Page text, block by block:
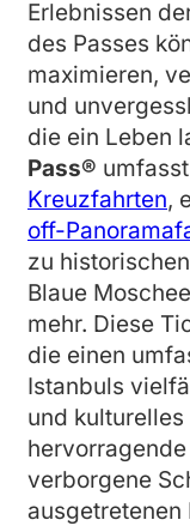
Erlebnissen
des Passes
maximieren,
und
die ein Leben
Pass®
Kreuzfahrten,
off-
zu
Blaue
mehr. Diese
die einen
Istanbuls
und
verborgene
ausgetretenen